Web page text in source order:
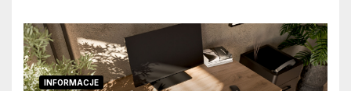
INFORMACJE